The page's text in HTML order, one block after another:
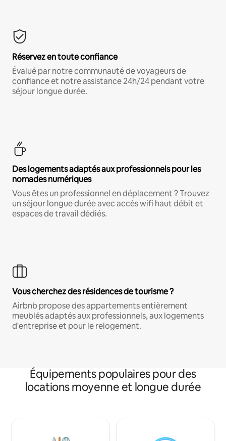
Réservez en toute confiance
Évalué par notre communauté de voyageurs de
confiance et notre assistance 24h/24 pendant votre
séjour longue durée.
Des logements adaptés aux professionnels pour les
nomades numériques
Vous êtes un professionnel en déplacement ? Trouvez
un séjour longue durée avec accès wifi haut débit et
espaces de travail dédiés.
Vous cherchez des résidences de tourisme ?
Airbnb propose des appartements entièrement
meublés adaptés aux professionnels, aux logements
d'entreprise et pour le relogement.
Équipements populaires pour des
locations moyenne et longue durée